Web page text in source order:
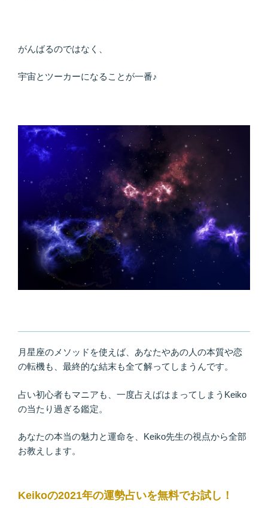
がんばるのではなく、
宇宙とツーカーになることが一番♪
月星座のメソッドを使えば、あなたやあの人の本質や恋
の転機も、最終的な結末も全て解ってしまうんです。
占い初心者もマニアも、一度占えばはまってしまうKeiko
の当たり過ぎる鑑定。
あなたの本当の魅力と運命を、Keiko先生の視点から全部
お教えします。
Keikoの2021年の運勢占いを無料でお試し！